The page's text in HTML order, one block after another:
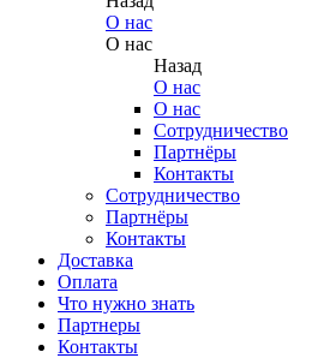
О нас
О нас
Назад
О нас
О нас
Сотрудничество
Партнёры
Контакты
Сотрудничество
Партнёры
Контакты
Доставка
Оплата
Что нужно знать
Партнеры
Контакты